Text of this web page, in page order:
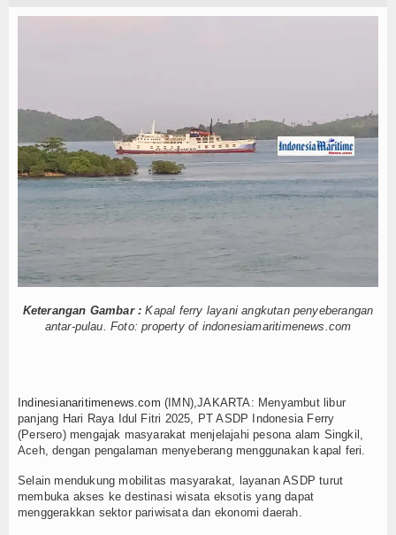
Edukasi
Internasional
Kelautan dan Perikanan
Kesehatan
Khazanah
Logistik
Nasional
News
Olahraga
Perhubungan
Panglima TNI dan Kepala Staf Angkatan
Laut Dabo Singkep
Santuni Anak Yatim
Nelayan Merah Putih
Lawan Pinjol Ilegal
Wuiih.. Lele Bandung Mendunia, Tembus Pasar Taiwan
Baja Pertama
Mekanisme Berlapis
Sukses
RI, Panglima TNI dan Kepala Staf Angkatan
Laut Dabo Singkep
Wuiih.. Lele Bandung Mendunia, Tembus Pasar Taiwan
Keterangan Gambar : Kapal ferry layani angkutan penyeberangan
antar-pulau. Foto: property of indonesiamaritimenews.com
Indinesianaritimenews.com (IMN),JAKARTA: Menyambut libur
panjang Hari Raya Idul Fitri 2025, PT ASDP Indonesia Ferry
(Persero) mengajak masyarakat menjelajahi pesona alam Singkil,
Aceh, dengan pengalaman menyeberang menggunakan kapal feri.
Selain mendukung mobilitas masyarakat, layanan ASDP turut
membuka akses ke destinasi wisata eksotis yang dapat
menggerakkan sektor pariwisata dan ekonomi daerah.